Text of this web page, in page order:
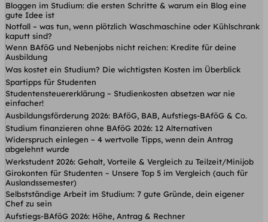
Bloggen im Studium: die ersten Schritte & warum ein Blog eine
gute Idee ist
Notfall – was tun, wenn plötzlich Waschmaschine oder Kühlschrank
kaputt sind?
Wenn BAföG und Nebenjobs nicht reichen: Kredite für deine
Ausbildung
Was kostet ein Studium? Die wichtigsten Kosten im Überblick
Spartipps für Studenten
Studentensteuererklärung ~ Studienkosten absetzen war nie
einfacher!
Ausbildungsförderung 2026: BAföG, BAB, Aufstiegs-BAföG & Co.
Studium finanzieren ohne BAföG 2026: 12 Alternativen
Widerspruch einlegen ~ 4 wertvolle Tipps, wenn dein Antrag
abgelehnt wurde
Werkstudent 2026: Gehalt, Vorteile & Vergleich zu Teilzeit/Minijob
Girokonten für Studenten ~ Unsere Top 5 im Vergleich (auch für
Auslandssemester)
Selbstständige Arbeit im Studium: 7 gute Gründe, dein eigener
Chef zu sein
Aufstiegs-BAföG 2026: Höhe, Antrag & Rechner